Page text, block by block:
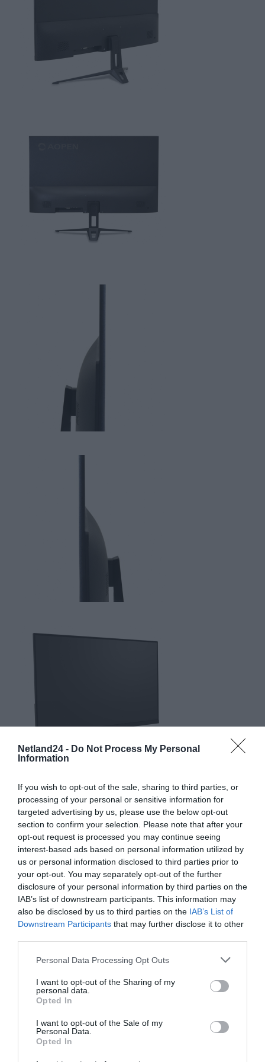
Netland24 - Do Not Process My Personal
Information
If you wish to opt-out of the sale, sharing to third parties, or
processing of your personal or sensitive information for
targeted advertising by us, please use the below opt-out
section to confirm your selection. Please note that after your
opt-out request is processed you may continue seeing
interest-based ads based on personal information utilized by
us or personal information disclosed to third parties prior to
your opt-out. You may separately opt-out of the further
disclosure of your personal information by third parties on the
IAB’s list of downstream participants. This information may
also be disclosed by us to third parties on the IAB’s List of
Downstream Participants that may further disclose it to other
Personal Data Processing Opt Outs
I want to opt-out of the Sharing of my
personal data.
Opted In
I want to opt-out of the Sale of my
Personal Data.
Opted In
SPECYFIKACJA
Monitor AOPEN 27 cali 27KG3X1BM 27KG3X1bmipx